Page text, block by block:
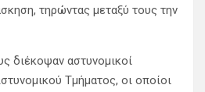
τηρώντας μεταξύ τους την
διέκοψαν αστυνομικοί
Τμήματος, οι οποίοι